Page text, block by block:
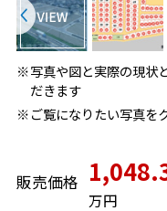
写真や図と実際の現状
だきます
ご覧になりたい写真を
販売価格
万円